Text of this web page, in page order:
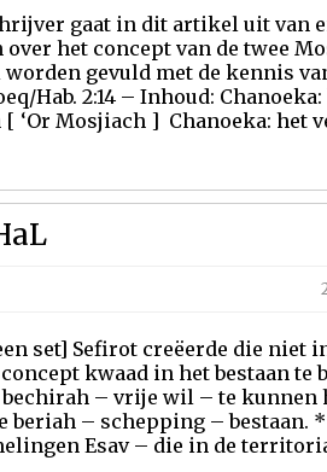
over het concept van de twee
gevuld met de kennis
Hab. 2:14 – Inhoud:
‘Or Mosjiach ] Chanoeka: het
set] Sefirot creëerde die niet
kwaad in het bestaan te
– vrije wil – te kunnen
beriah – schepping – bestaan.
Esav – die in de